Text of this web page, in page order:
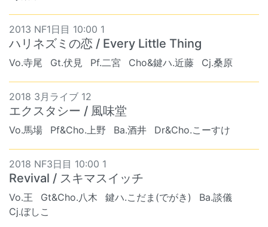
2013 NF1日目 10:00 1
ハリネズミの恋 / Every Little Thing
Vo.寺尾 Gt.伏見 Pf.二宮 Cho&鍵ハ.近藤 Cj.桑原
2018 3月ライブ 12
エクスタシー / 風味堂
Vo.馬場 Pf&Cho.上野 Ba.酒井 Dr&Cho.こーすけ
2018 NF3日目 10:00 1
Revival / スキマスイッチ
Vo.王 Gt&Cho.八木 鍵ハ.こだま(でがき)
Ba.談儀
Cj.ぼしこ